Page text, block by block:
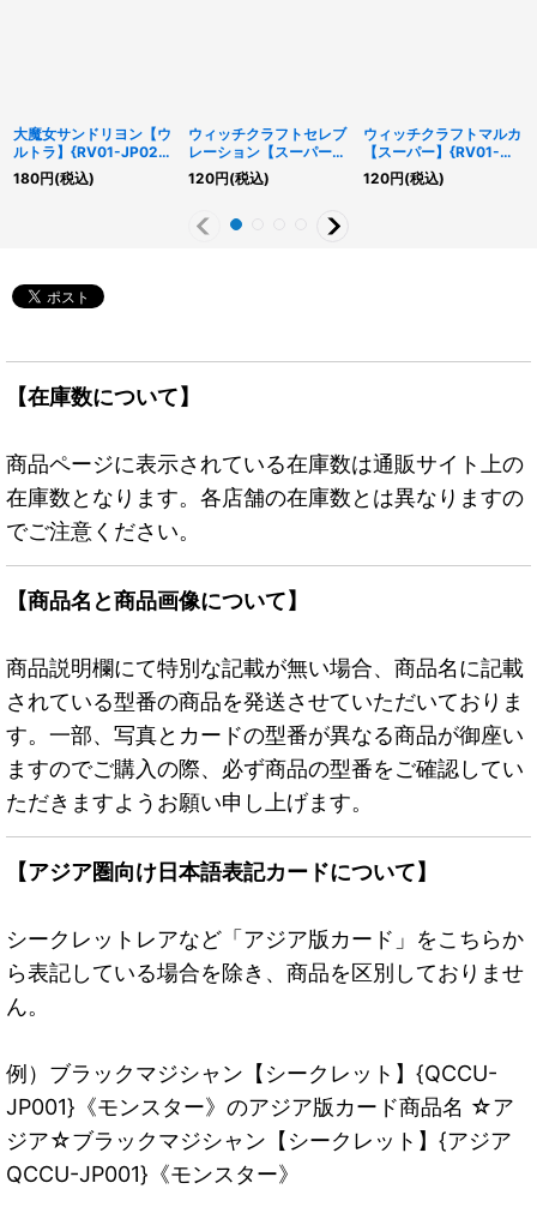
大魔女サンドリヨン【ウ
ルトラ】{RV01-JP025}
《融合》
180円(税込)
ウィッチクラフトセレブ
レーション【スーパー】
{RV01-JP027}《魔法》
120円(税込)
ウィッチクラフトマルカ
【スーパー】{RV01-
JP024}《モンスター》
120円(税込)
【在庫数について】
商品ページに表示されている在庫数は通販サイト上の
在庫数となります。各店舗の在庫数とは異なりますの
でご注意ください。
【商品名と商品画像について】
商品説明欄にて特別な記載が無い場合、商品名に記載
されている型番の商品を発送させていただいておりま
す。一部、写真とカードの型番が異なる商品が御座い
ますのでご購入の際、必ず商品の型番をご確認してい
ただきますようお願い申し上げます。
【アジア圏向け日本語表記カードについて】
シークレットレアなど「アジア版カード」をこちらか
ら表記している場合を除き、商品を区別しておりませ
ん。
例）ブラックマジシャン【シークレット】{QCCU-
JP001}《モンスター》のアジア版カード商品名 ☆ア
ジア☆ブラックマジシャン【シークレット】{アジア
QCCU-JP001}《モンスター》